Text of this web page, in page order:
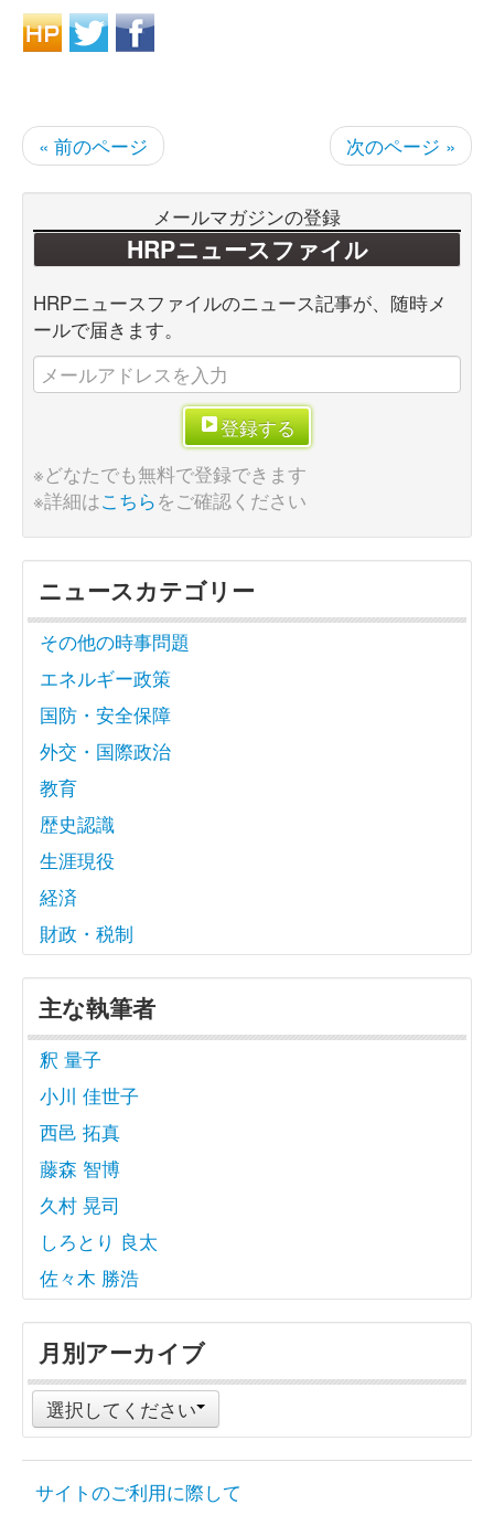
« 前のページ 次のページ »
メールマガジンの登録
HRPニュースファイル
HRPニュースファイルのニュース記事が、随時メ
ールで届きます。
登録する
※どなたでも無料で登録できます
※詳細はこちらをご確認ください
ニュースカテゴリー
その他の時事問題
エネルギー政策
国防・安全保障
外交・国際政治
教育
歴史認識
生涯現役
経済
財政・税制
主な執筆者
釈 量子
小川 佳世子
西邑 拓真
藤森 智博
久村 晃司
しろとり 良太
佐々木 勝浩
月別アーカイブ
選択してください
サイトのご利用に際して